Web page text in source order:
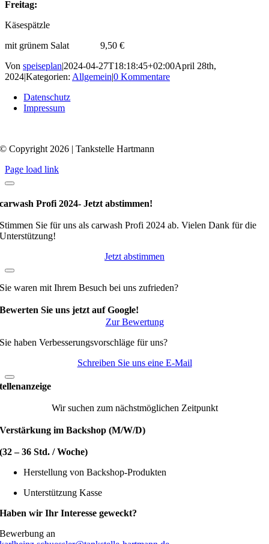
Freitag:
Käsespätzle
mit grünem Salat 9,50 €
Von speiseplan|2024-04-27T18:18:45+02:00April 28th,
2024|Kategorien: Allgemein|0 Kommentare
Datenschutz
Impressum
© Copyright 2026 | Tankstelle Hartmann
Page load link
carwash Profi 2024- Jetzt abstimmen!
Stimmen Sie für uns als carwash Profi 2024 ab. Vielen Dank für die
Unterstützung!
Jetzt abstimmen
Sie waren mit Ihrem Besuch bei uns zufrieden?
Bewerten Sie uns jetzt auf Google!
Zur Bewertung
Sie haben Verbesserungsvorschläge für uns?
Schreiben Sie uns eine E-Mail
Wir suchen zum nächstmöglichen Zeitpunkt
Verstärkung im Backshop (M/W/D)
(32 – 36 Std. / Woche)
Herstellung von Backshop-Produkten
Unterstützung Kasse
Haben wir Ihr Interesse geweckt?
Bewerbung an